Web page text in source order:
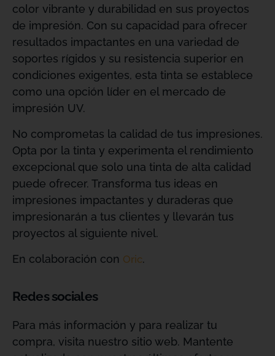
color vibrante y durabilidad en sus proyectos
de impresión. Con su capacidad para ofrecer
resultados impactantes en una variedad de
soportes rígidos y su resistencia superior en
condiciones exigentes, esta tinta se establece
como una opción líder en el mercado de
impresión UV.
No comprometas la calidad de tus impresiones.
Opta por la tinta y experimenta el rendimiento
excepcional que solo una tinta de alta calidad
puede ofrecer. Transforma tus ideas en
impresiones impactantes y duraderas que
impresionarán a tus clientes y llevarán tus
proyectos al siguiente nivel.
En colaboración con Oric.
Redes sociales
Para más información y para realizar tu
compra, visita nuestro sitio web. Mantente